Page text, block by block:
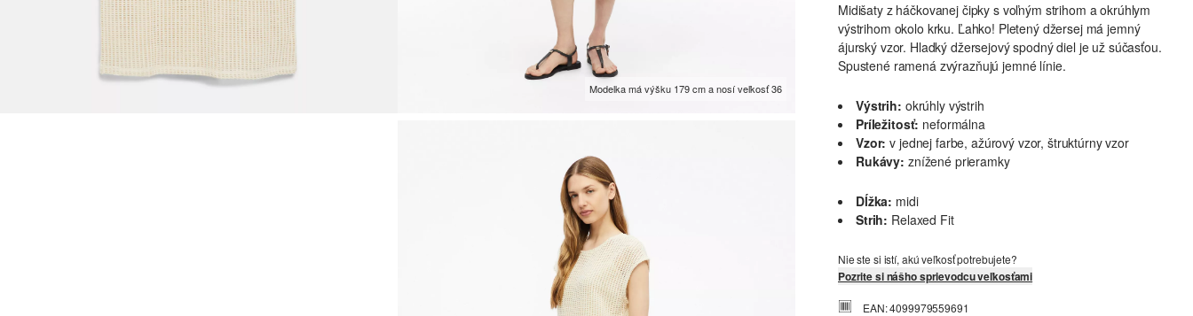
Modelka má výšku 179 cm a nosí veľkosť 36
Midišaty z háčkovanej čipky s voľným strihom a okrúhlym
výstrihom okolo krku. Ľahko! Pletený džersej má jemný
ájurský vzor. Hladký džersejový spodný diel je už súčasťou.
Spustené ramená zvýrazňujú jemné línie.
Výstrih: okrúhly výstrih
Príležitosť: neformálna
Vzor: v jednej farbe, ažúrový vzor, štruktúrny vzor
Rukávy: znížené prieramky
Dĺžka: midi
Strih: Relaxed Fit
Nie ste si istí, akú veľkosť potrebujete?
Pozrite si nášho sprievodcu veľkosťami
EAN: 4099979559691